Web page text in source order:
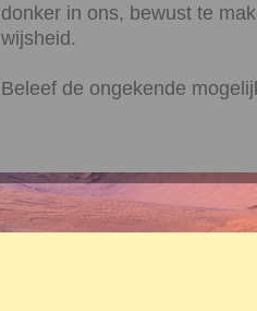
donker in ons, bewust te
wijsheid.
Beleef de ongekende